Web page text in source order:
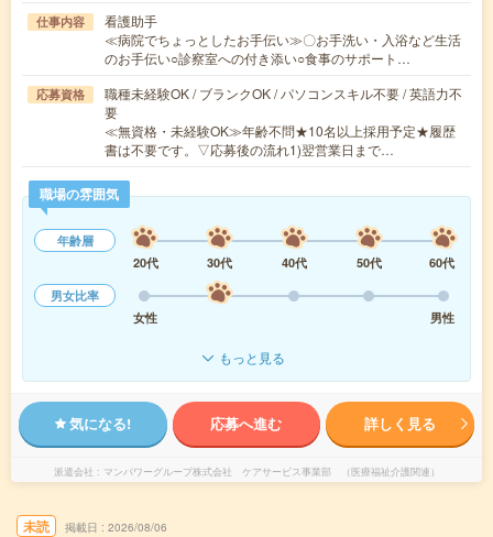
仕事内容
看護助手
≪病院でちょっとしたお手伝い≫〇お手洗い・入浴など生活
のお手伝い○診察室への付き添い○食事のサポート…
応募資格
職種未経験OK / ブランクOK / パソコンスキル不要 / 英語力不
要
≪無資格・未経験OK≫年齢不問★10名以上採用予定★履歴
書は不要です。▽応募後の流れ1)翌営業日まで…
職場の雰囲気
年齢層
20代
30代 40代 50代
60代
男女比率
女性
男性
もっと見る
気になる! 応募へ進む 詳しく見る
派遣会社 マンパワーグループ株式会社 ケアサービス事業部 （医療福祉介護関連）
未読 掲載日 2026/08/06